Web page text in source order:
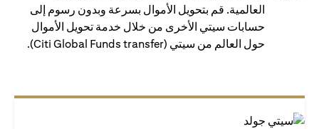
العالمية. قم بتحويل الأموال بسرعة وبدون رسوم إلى
حسابات سيتي الأخرى من خلال خدمة تحويل الأموال
حول العالم من سيتي (Citi Global Funds transfer).